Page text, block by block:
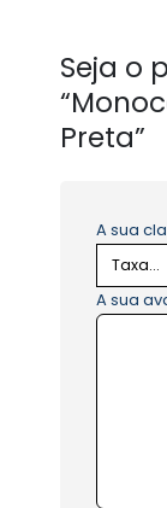
Seja o
Preta”
A sua
A sua